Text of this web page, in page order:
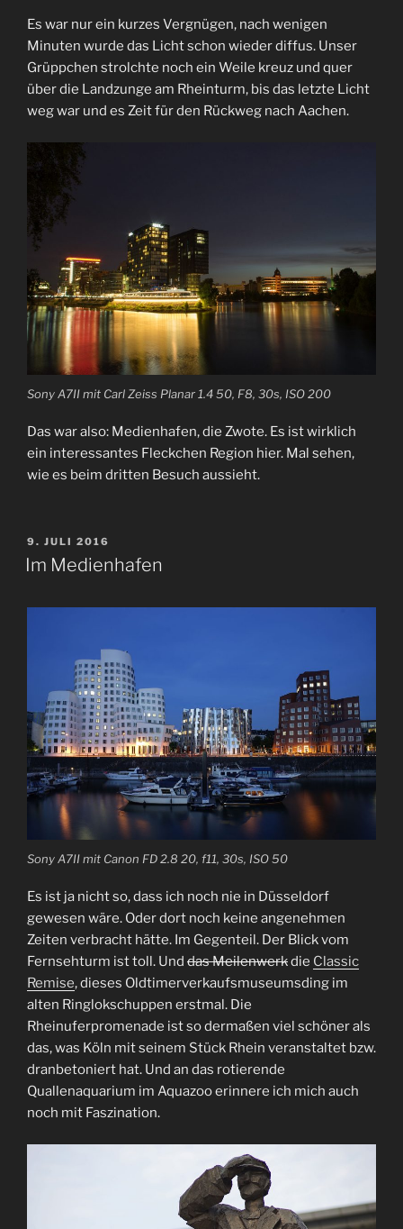
Es war nur ein kurzes Vergnügen, nach wenigen
Minuten wurde das Licht schon wieder diffus. Unser
Grüppchen strolchte noch ein Weile kreuz und quer
über die Landzunge am Rheinturm, bis das letzte Licht
weg war und es Zeit für den Rückweg nach Aachen.
Sony A7II mit Carl Zeiss Planar 1.4 50, F8, 30s, ISO 200
Das war also: Medienhafen, die Zwote. Es ist wirklich
ein interessantes Fleckchen Region hier. Mal sehen,
wie es beim dritten Besuch aussieht.
VERÖFFENTLICHT
AM
9. JULI 2016
Im Medienhafen
Sony A7II mit Canon FD 2.8 20, f11, 30s, ISO 50
Es ist ja nicht so, dass ich noch nie in Düsseldorf
gewesen wäre. Oder dort noch keine angenehmen
Zeiten verbracht hätte. Im Gegenteil. Der Blick vom
Fernsehturm ist toll. Und das Meilenwerkdie Classic
Remise, dieses Oldtimerverkaufsmuseumsding im
alten Ringlokschuppen erstmal. Die
Rheinuferpromenade ist so dermaßen viel schöner als
das, was Köln mit seinem Stück Rhein veranstaltet bzw.
dranbetoniert hat. Und an das rotierende
Quallenaquarium im Aquazoo erinnere ich mich auch
noch mit Faszination.